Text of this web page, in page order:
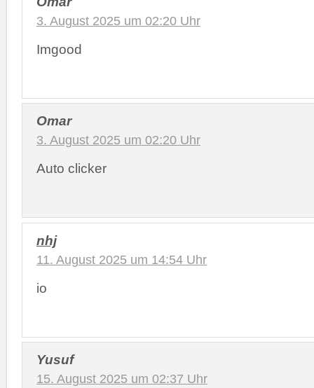
3. August 2025 um 02:20 Uhr
Imgood
Omar
3. August 2025 um 02:20 Uhr
Auto clicker
nhj
11. August 2025 um 14:54 Uhr
io
Yusuf
15. August 2025 um 02:37 Uhr